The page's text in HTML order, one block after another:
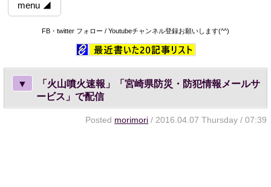
menu ◢
FB・twitter フォロー / Youtubeチャンネル登録お願いします(^^)
▼
「火山噴火速報」「宮崎県防災・防犯情報メールサ
ービス」で配信
Posted morimori / 2016.04.07 Thursday / 07:39